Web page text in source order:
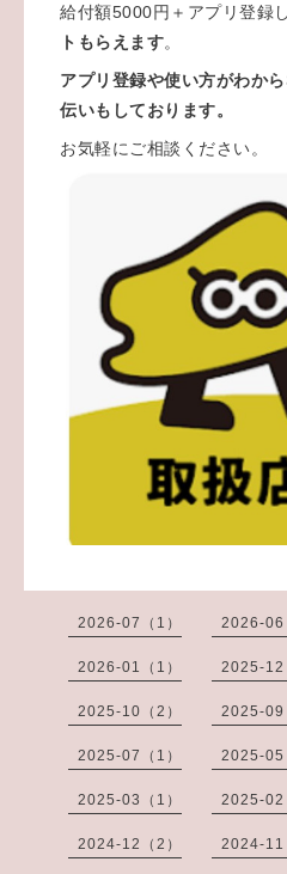
給付額5000円＋アプリ登録
トもらえます。
アプリ登録や使い方がわか
伝いもしております。
お気軽にご相談ください。
2026-07（1） 2026-06
2026-01（1） 2025-12
2025-10（2） 2025-09
2025-07（1） 2025-05
2025-03（1） 2025-02
2024-12（2） 2024-11